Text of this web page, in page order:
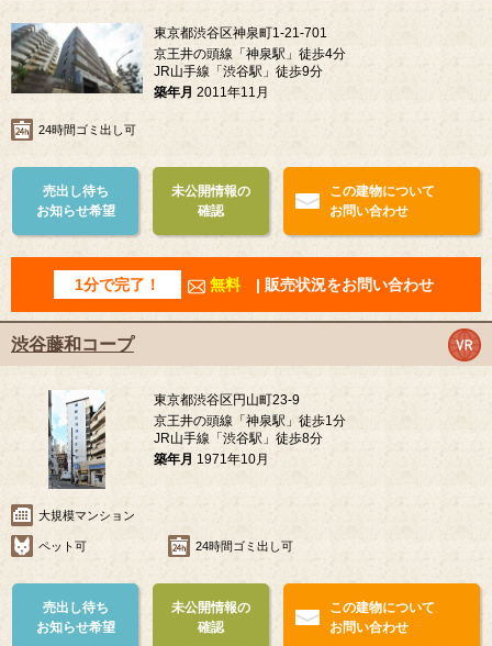
東京都渋谷区神泉町1-21-701
京王井の頭線「神泉駅」徒歩4分
JR山手線「渋谷駅」徒歩9分
築年月 2011年11月
24時間ゴミ出し可
売出し待ち
お知らせ希望
未公開情報の
確認
この建物について
お問い合わせ
1分で完了！ 無料 | 販売状況をお問い合わせ
渋谷藤和コープ
東京都渋谷区円山町23-9
京王井の頭線「神泉駅」徒歩1分
JR山手線「渋谷駅」徒歩8分
築年月 1971年10月
大規模マンション
ペット可 24時間ゴミ出し可
売出し待ち
お知らせ希望
未公開情報の
確認
この建物について
お問い合わせ